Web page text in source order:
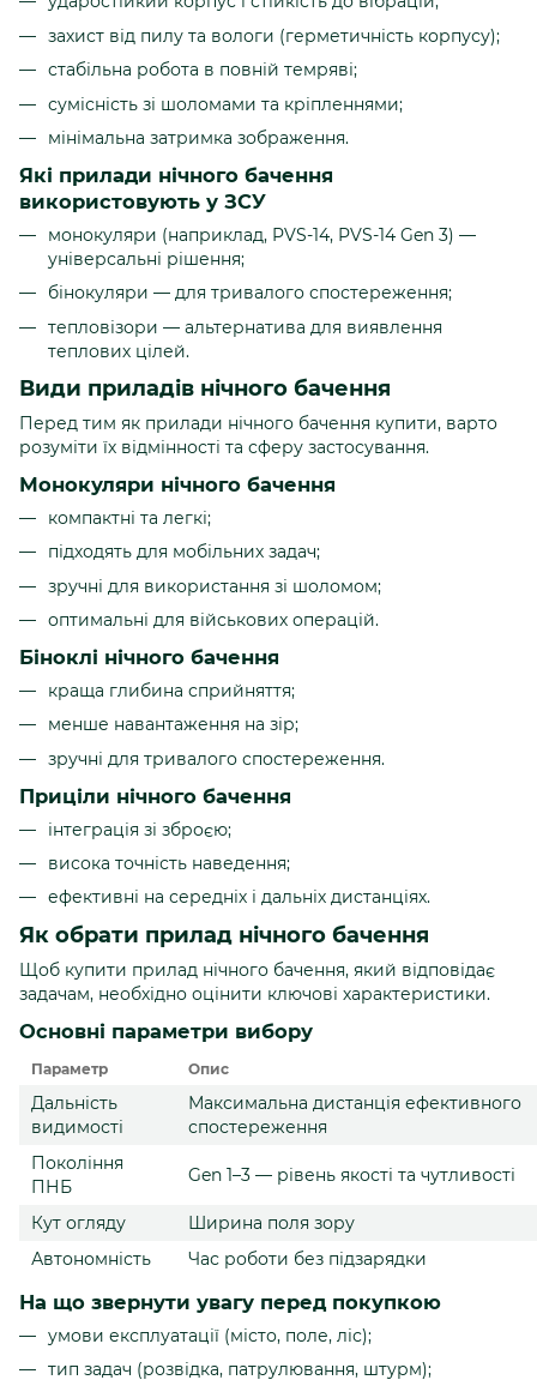
захист від пилу та вологи (герметичність корпусу);
стабільна робота в повній темряві;
сумісність зі шоломами та кріпленнями;
мінімальна затримка зображення.
Які прилади нічного бачення
використовують у ЗСУ
монокуляри (наприклад, PVS-14, PVS-14 Gen 3) —
універсальні рішення;
бінокуляри — для тривалого спостереження;
тепловізори — альтернатива для виявлення
теплових цілей.
Види приладів нічного бачення
Перед тим як прилади нічного бачення купити, варто
розуміти їх відмінності та сферу застосування.
Монокуляри нічного бачення
компактні та легкі;
підходять для мобільних задач;
зручні для використання зі шоломом;
оптимальні для військових операцій.
Біноклі нічного бачення
краща глибина сприйняття;
менше навантаження на зір;
зручні для тривалого спостереження.
Приціли нічного бачення
інтеграція зі зброєю;
висока точність наведення;
ефективні на середніх і дальніх дистанціях.
Як обрати прилад нічного бачення
Щоб купити прилад нічного бачення, який відповідає
задачам, необхідно оцінити ключові характеристики.
Основні параметри вибору
Параметр Опис
Дальність
видимості
Максимальна дистанція ефективного
спостереження
Покоління
ПНБ
Gen 1–3 — рівень якості та чутливості
Кут огляду
Ширина поля зору
Автономність
Час роботи без підзарядки
На що звернути увагу перед покупкою
умови експлуатації (місто, поле, ліс);
тип задач (розвідка, патрулювання, штурм);